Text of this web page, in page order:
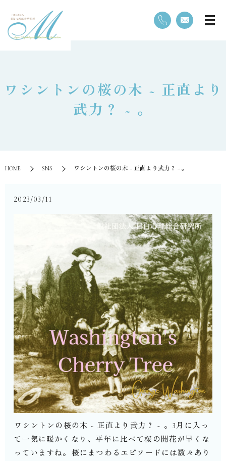
⁡ワシントンの桜の木 ~ 正直より
武力？ ~ 。
HOME SNS ⁡ワシントンの桜の木 ~ 正直より武力？ ~ 。
2023/03/11
⁡ワシントンの桜の木 ~ 正直より武力？ ~ 。⁡3月に入っ
て一気に暖かくなり、平年に比べて桜の開花が早くな
っていますね。⁡桜にまつわるエピソードには数々あり